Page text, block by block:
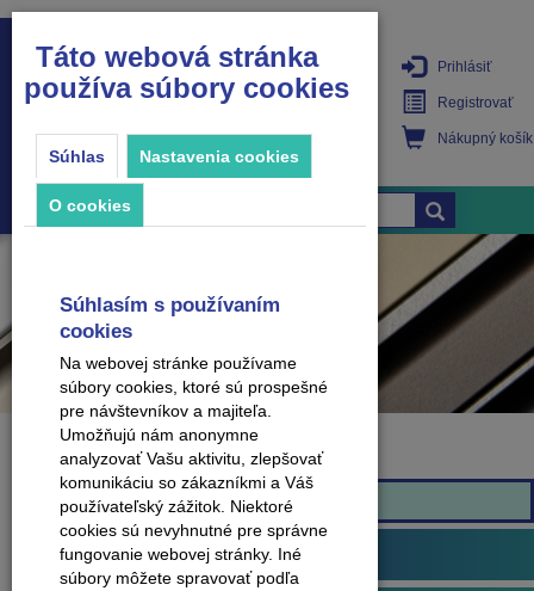
PRODUKTY
Prihlásiť
Registrovať
Nákupný košík
Značka
Effector
Podlahové profily
Táto webová stránka
používa súbory cookies
Súhlas Nastavenia cookies
O cookies
Súhlasím s používaním
cookies
Na webovej stránke používame
súbory cookies, ktoré sú prospešné
pre návštevníkov a majiteľa.
Umožňujú nám anonymne
analyzovať Vašu aktivitu, zlepšovať
komunikáciu so zákazníkmi a Váš
používateľský zážitok. Niektoré
cookies sú nevyhnutné pre správne
fungovanie webovej stránky. Iné
súbory môžete spravovať podľa